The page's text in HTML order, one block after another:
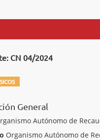
CN 04/2024
General
Autónomo de
Organismo Autónomo de